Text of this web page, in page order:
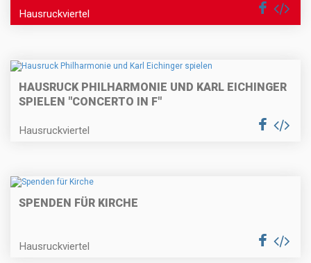
Hausruckviertel
HAUSRUCK PHILHARMONIE UND KARL EICHINGER
SPIELEN "CONCERTO IN F"
Hausruckviertel
SPENDEN FÜR KIRCHE
Hausruckviertel